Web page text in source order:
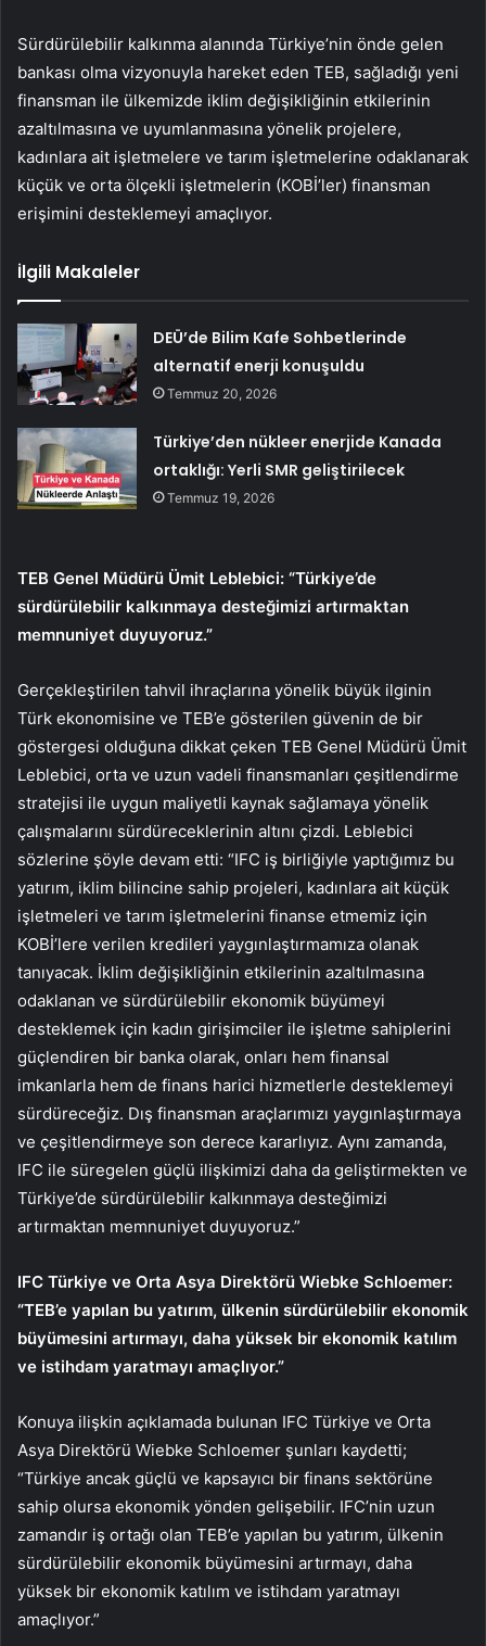
Sürdürülebilir kalkınma alanında Türkiye’nin önde gelen
bankası olma vizyonuyla hareket eden TEB, sağladığı yeni
finansman ile ülkemizde iklim değişikliğinin etkilerinin
azaltılmasına ve uyumlanmasına yönelik projelere,
kadınlara ait işletmelere ve tarım işletmelerine odaklanarak
küçük ve orta ölçekli işletmelerin (KOBİ’ler) finansman
erişimini desteklemeyi amaçlıyor.
İlgili Makaleler
DEÜ’de Bilim Kafe Sohbetlerinde
alternatif enerji konuşuldu
Temmuz 20, 2026
Türkiye’den nükleer enerjide Kanada
ortaklığı: Yerli SMR geliştirilecek
Temmuz 19, 2026
TEB Genel Müdürü Ümit Leblebici: “Türkiye’de
sürdürülebilir kalkınmaya desteğimizi artırmaktan
memnuniyet duyuyoruz.”
Gerçekleştirilen tahvil ihraçlarına yönelik büyük ilginin
Türk ekonomisine ve TEB’e gösterilen güvenin de bir
göstergesi olduğuna dikkat çeken TEB Genel Müdürü Ümit
Leblebici, orta ve uzun vadeli finansmanları çeşitlendirme
stratejisi ile uygun maliyetli kaynak sağlamaya yönelik
çalışmalarını sürdüreceklerinin altını çizdi. Leblebici
sözlerine şöyle devam etti: “IFC iş birliğiyle yaptığımız bu
yatırım, iklim bilincine sahip projeleri, kadınlara ait küçük
işletmeleri ve tarım işletmelerini finanse etmemiz için
KOBİ’lere verilen kredileri yaygınlaştırmamıza olanak
tanıyacak. İklim değişikliğinin etkilerinin azaltılmasına
odaklanan ve sürdürülebilir ekonomik büyümeyi
desteklemek için kadın girişimciler ile işletme sahiplerini
güçlendiren bir banka olarak, onları hem finansal
imkanlarla hem de finans harici hizmetlerle desteklemeyi
sürdüreceğiz. Dış finansman araçlarımızı yaygınlaştırmaya
ve çeşitlendirmeye son derece kararlıyız. Aynı zamanda,
IFC ile süregelen güçlü ilişkimizi daha da geliştirmekten ve
Türkiye’de sürdürülebilir kalkınmaya desteğimizi
artırmaktan memnuniyet duyuyoruz.”
IFC Türkiye ve Orta Asya Direktörü Wiebke Schloemer:
“TEB’e yapılan bu yatırım, ülkenin sürdürülebilir ekonomik
büyümesini artırmayı, daha yüksek bir ekonomik katılım
ve istihdam yaratmayı amaçlıyor.”
Konuya ilişkin açıklamada bulunan IFC Türkiye ve Orta
Asya Direktörü Wiebke Schloemer şunları kaydetti;
“Türkiye ancak güçlü ve kapsayıcı bir finans sektörüne
sahip olursa ekonomik yönden gelişebilir. IFC’nin uzun
zamandır iş ortağı olan TEB’e yapılan bu yatırım, ülkenin
sürdürülebilir ekonomik büyümesini artırmayı, daha
yüksek bir ekonomik katılım ve istihdam yaratmayı
amaçlıyor.”